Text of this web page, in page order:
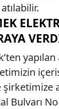
Bulvarı